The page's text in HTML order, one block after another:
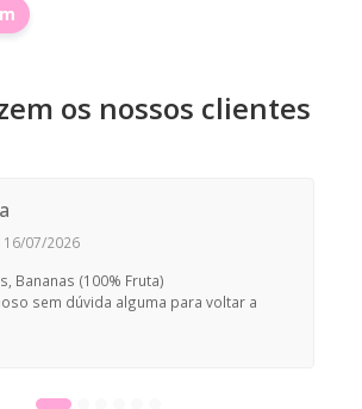
os nossos clientes
16/07/2026
Bananas (100% Fruta)
sem dúvida alguma para voltar a